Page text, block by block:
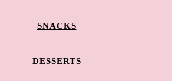
SNACKS
DESSERTS